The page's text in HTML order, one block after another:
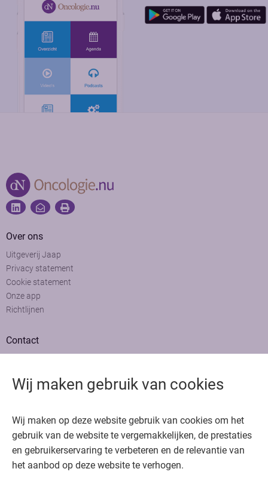
Wij maken gebruik van cookies
Wij maken op deze website gebruik van cookies om het
gebruik van de website te vergemakkelijken, de prestaties
en gebruikerservaring te verbeteren en de relevantie van
het aanbod op deze website te verhogen.
Bedankt voor het bezoeken van Oncologie.nu
Krijg gratis toegang in 30 seconden of log in om verder te gaan
Over ons
Uitgeverij Jaap
Privacy statement
Cookie statement
Onze app
Richtlijnen
Contact
Adverteren
Copyright © 2026. Uitgeverij Jaap. Alle rechten voorbehouden.